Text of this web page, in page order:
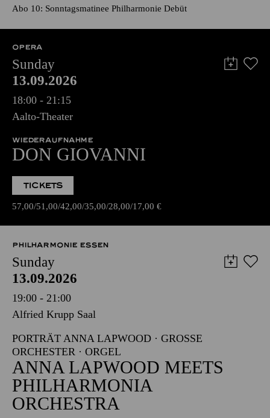
Abo 10: Sonntagsmatinee Philharmonie Debüt
OPERA
Sunday
13.09.2026
18:00 - 21:15
Aalto-Theater
WIEDERAUFNAHME
DON GIOVANNI
TICKETS
57,00 51,00 42,00 35,00 28,00 17,00 €
PHILHARMONIE ESSEN
Sunday
13.09.2026
19:00 - 21:00
Alfried Krupp Saal
PORTRÄT ANNA LAPWOOD · GROSSE O
RCHESTER · ORGEL
ANNA LAPWOOD MEETS
PHILHARMONIA
ORCHESTRA